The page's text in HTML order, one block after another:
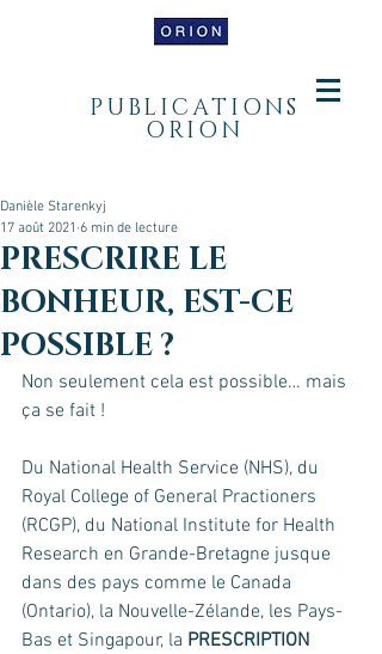
PUBLICATIONS
ORION
PRESCRIRE LE
BONHEUR, EST-CE
POSSIBLE ?
Danièle Starenkyj
17 août 2021 6 min de lecture
Non seulement cela est possible… mais
ça se fait !
Du National Health Service (NHS), du
Royal College of General Practioners
(RCGP), du National Institute for Health
Research en Grande-Bretagne jusque
dans des pays comme le Canada
(Ontario), la Nouvelle-Zélande, les Pays-
Bas et Singapour, la PRESCRIPTION